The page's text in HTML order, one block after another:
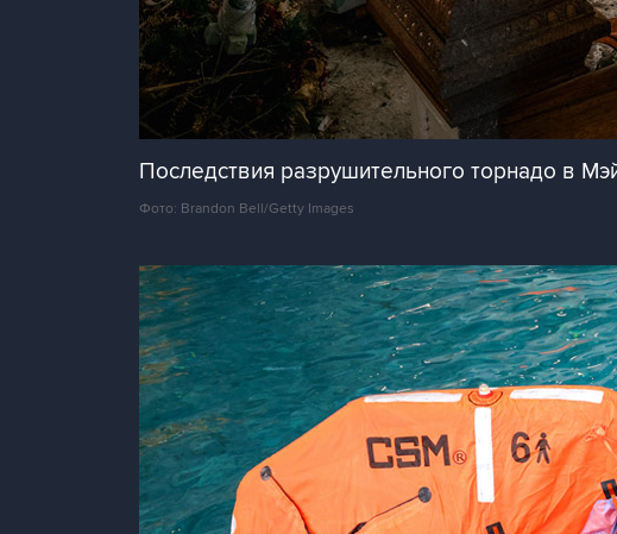
Последствия разрушительного торнадо в
Фото: Brandon Bell/Getty Images